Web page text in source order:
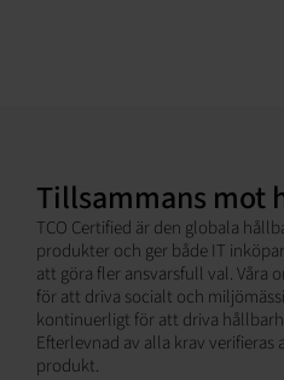
Tillsammans mot
TCO Certified är den globala
produkter och ger både IT
att göra fler ansvarsfull val. Våra
för att driva socialt och
kontinuerligt för att driva
Efterlevnad av alla krav
produkt.